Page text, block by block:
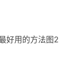
好用的方法图2